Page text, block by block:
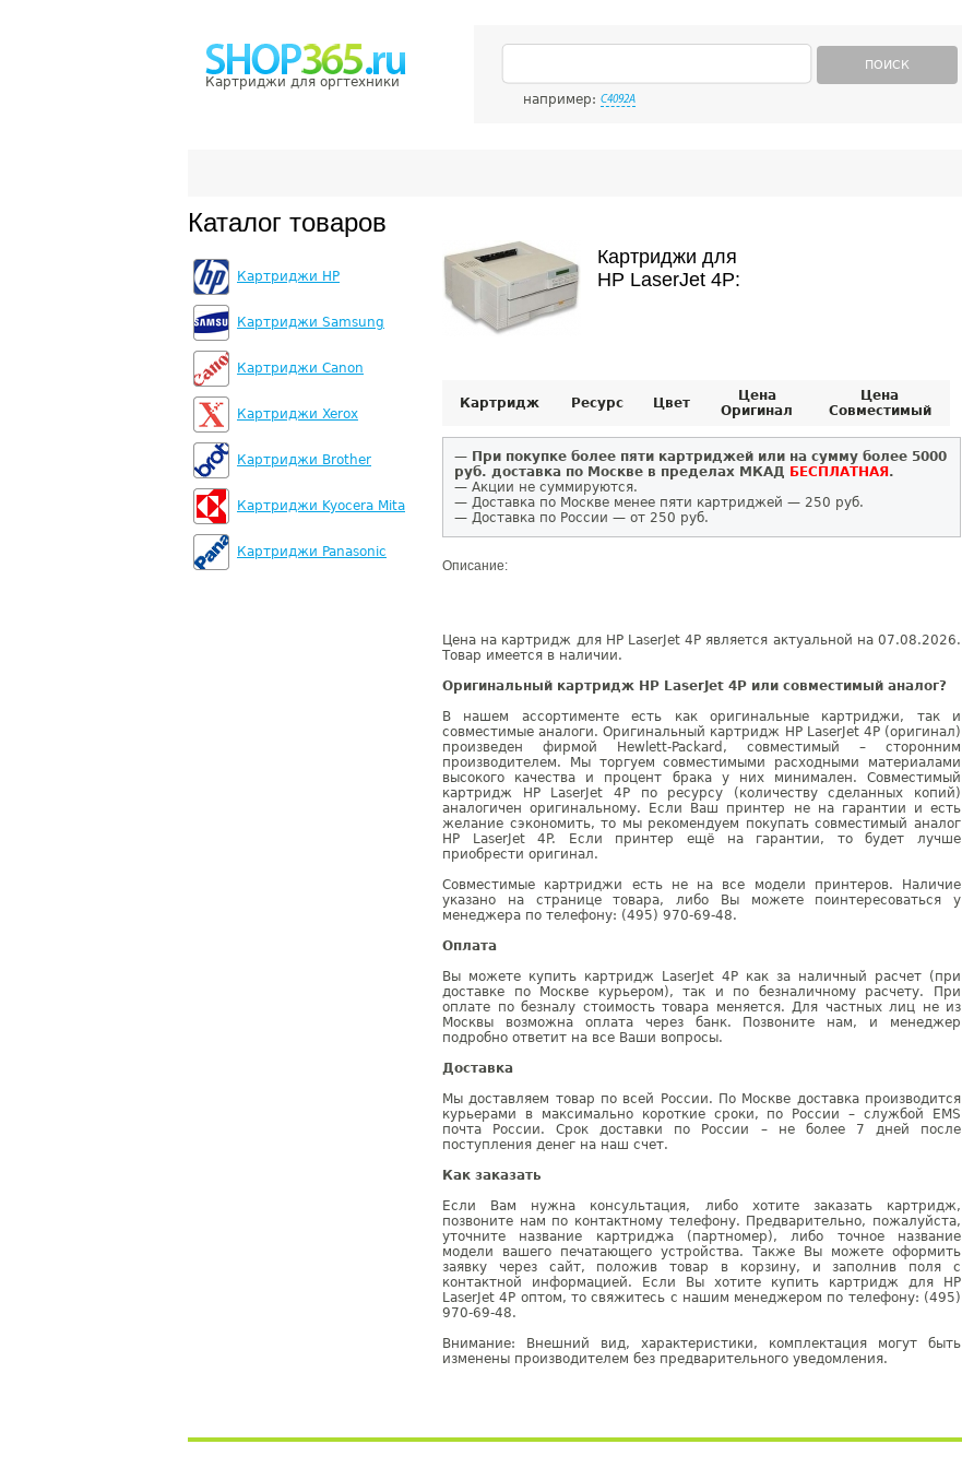
Картриджи для оргтехники
ПОИСК
например: C4092A
Каталог товаров
Картриджи HP
Картриджи Samsung
Картриджи Canon
Картриджи Xerox
Картриджи Brother
Картриджи Kyocera Mita
Картриджи Panasonic
Картриджи для
HP LaserJet 4P:
Картридж Ресурс Цвет
Цена
Оригинал
Цена
Совместимый
— При покупке более пяти картриджей или на сумму более 5000
руб. доставка по Москве в пределах МКАД БЕСПЛАТНАЯ .
— Акции не суммируются.
— Доставка по Москве менее пяти картриджей — 250 руб.
— Доставка по России — от 250 руб.
Описание:
Цена на картридж для HP LaserJet 4P является актуальной на 07.08.2026.
Товар имеется в наличии.
Оригинальный картридж HP LaserJet 4P или совместимый аналог?
В нашем ассортименте есть как оригинальные картриджи, так и
совместимые аналоги. Оригинальный картридж HP LaserJet 4P (оригинал)
произведен фирмой Hewlett-Packard, совместимый – сторонним
производителем. Мы торгуем совместимыми расходными материалами
высокого качества и процент брака у них минимален. Совместимый
картридж HP LaserJet 4P по ресурсу (количеству сделанных копий)
аналогичен оригинальному. Если Ваш принтер не на гарантии и есть
желание сэкономить, то мы рекомендуем покупать совместимый аналог
HP LaserJet 4P. Если принтер ещё на гарантии, то будет лучше
приобрести оригинал.
Совместимые картриджи есть не на все модели принтеров. Наличие
указано на странице товара, либо Вы можете поинтересоваться у
менеджера по телефону: (495) 970-69-48.
Оплата
Вы можете купить картридж LaserJet 4P как за наличный расчет (при
доставке по Москве курьером), так и по безналичному расчету. При
оплате по безналу стоимость товара меняется. Для частных лиц не из
Москвы возможна оплата через банк. Позвоните нам, и менеджер
подробно ответит на все Ваши вопросы.
Доставка
Мы доставляем товар по всей России. По Москве доставка производится
курьерами в максимально короткие сроки, по России – службой EMS
почта России. Срок доставки по России – не более 7 дней после
поступления денег на наш счет.
Как заказать
Если Вам нужна консультация, либо хотите заказать картридж,
позвоните нам по контактному телефону. Предварительно, пожалуйста,
уточните название картриджа (партномер), либо точное название
модели вашего печатающего устройства. Также Вы можете оформить
заявку через сайт, положив товар в корзину, и заполнив поля с
контактной информацией. Если Вы хотите купить картридж для HP
LaserJet 4P оптом, то свяжитесь с нашим менеджером по телефону: (495)
970-69-48.
Внимание: Внешний вид, характеристики, комплектация могут быть
изменены производителем без предварительного уведомления.